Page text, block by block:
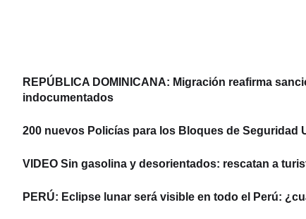
REPÚBLICA DOMINICANA: Migración reafirma
indocumentados
200 nuevos Policías para los Bloques de Seguridad
VIDEO Sin gasolina y desorientados: rescatan a
PERÚ: Eclipse lunar será visible en todo el Perú: